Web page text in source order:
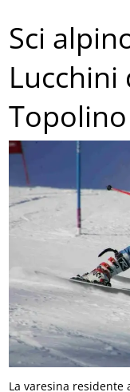
Sci
Lucchini
Topolino
La varesina residente